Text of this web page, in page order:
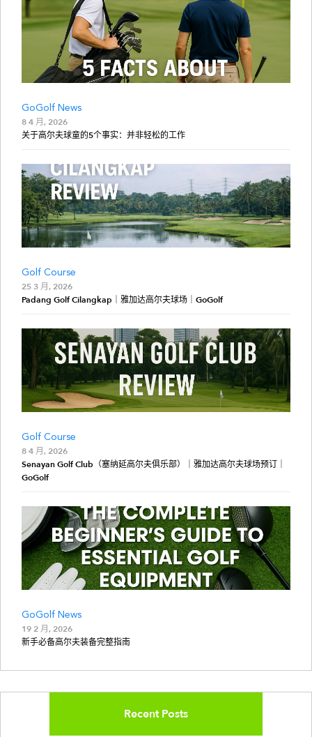
GoGolf News
8 4 月, 2026
关于高尔夫球童的5个事实：并非轻松的工作
Golf Course
25 3 月, 2026
Padang Golf Cilangkap｜雅加达高尔夫球场｜GoGolf
Golf Course
8 4 月, 2026
Senayan Golf Club（塞纳延高尔夫俱乐部）｜雅加达高尔夫球场预订｜
GoGolf
GoGolf News
19 2 月, 2026
新手必备高尔夫装备完整指南
Recent Posts